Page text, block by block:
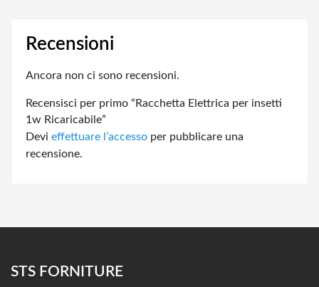
Recensioni
Ancora non ci sono recensioni.
Recensisci per primo “Racchetta Elettrica per insetti
1w Ricaricabile”
Devi effettuare l’accesso per pubblicare una
recensione.
STS FORNITURE